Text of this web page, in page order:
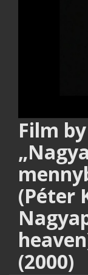
Film
(Péter
(2000)